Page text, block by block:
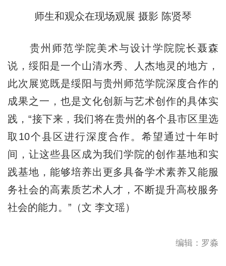
师生和观众在现场观展 摄影 陈贤琴
贵州师范学院美术与设计学院院长聂森
说，绥阳是一个山清水秀、人杰地灵的地方，
此次展览既是绥阳与贵州师范学院深度合作的
成果之一，也是文化创新与艺术创作的具体实
践，“接下来，我们将在贵州的各个县市区里选
取10个县区进行深度合作。希望通过十年时
间，让这些县区成为我们学院的创作基地和实
践基地，能够培养出更多具备学术素养又能服
务社会的高素质艺术人才，不断提升高校服务
社会的能力。”（文 李文瑶）
编辑：罗淼